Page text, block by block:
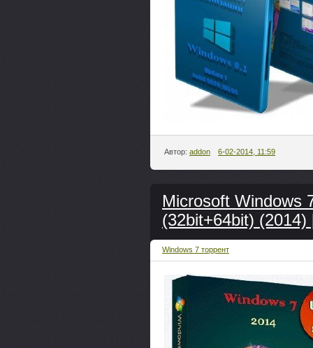
Автор: addon 6-02-2014, 11:59
Microsoft Windows
(32bit+64bit) (2014)
Windows 7 торрент